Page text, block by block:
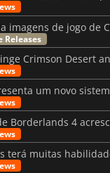
Releases
terá muitas